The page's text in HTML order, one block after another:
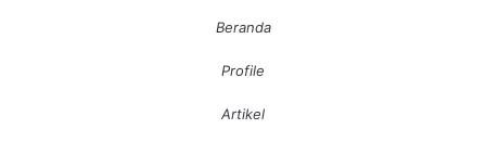
Beranda
Profile
Artikel